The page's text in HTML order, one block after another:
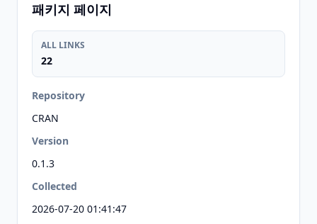
패키지 페이지
ALL LINKS
22
Repository
CRAN
Version
0.1.3
Collected
2026-07-20 01:41:47